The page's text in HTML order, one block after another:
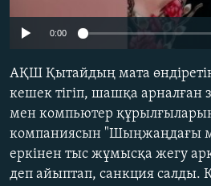
Басқа тілдерде
240p
720p
0:00
АҚШ Қытайдың мата
кешек тігіп, шашқа арналған
мен компьютер
компаниясын "Шыңжаңдағы
еркінен тыс жұмысқа жегу
деп айыптап, санкция